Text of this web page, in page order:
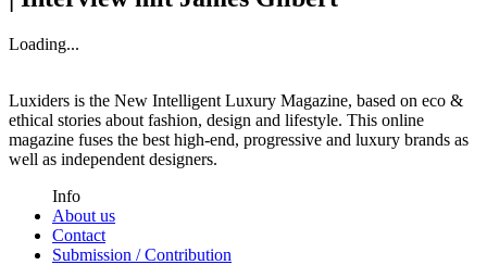
Loading...
Luxiders is the New Intelligent Luxury Magazine, based on eco &
ethical stories about fashion, design and lifestyle. This online
magazine fuses the best high-end, progressive and luxury brands as
well as independent designers.
Info
About us
Contact
Submission / Contribution